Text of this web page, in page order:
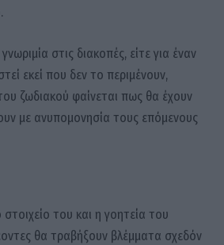
στις διακοπές, είτε για έναν
εκεί που δεν το περιμένουν,
ζωδιακού φαίνεται πως θα έχουν
με ανυπομονησία τους επόμενους
του και η γοητεία του
θα τραβήξουν βλέμματα σχεδόν